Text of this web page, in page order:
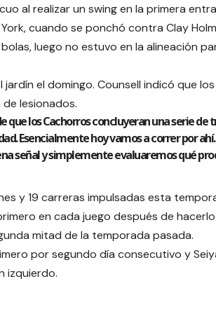
al realizar un swing en la primera
cuando se ponchó contra Clay
luego no estuvo en la alineación
jardín el domingo. Counsell indicó que
lesionados.
que los Cachorros concluyeran una serie
Esencialmente hoy vamos a correr por
señal y simplemente evaluaremos qué
y 19 carreras impulsadas esta
en cada juego después de
mitad de la temporada pasada.
por segundo día consecutivo y
izquierdo.